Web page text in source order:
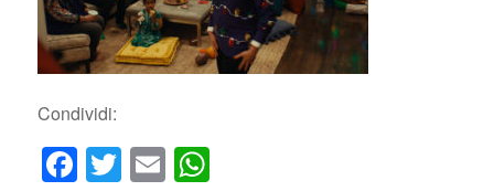
Condividi:
Facebook
Twitter
EmailWhatsApp